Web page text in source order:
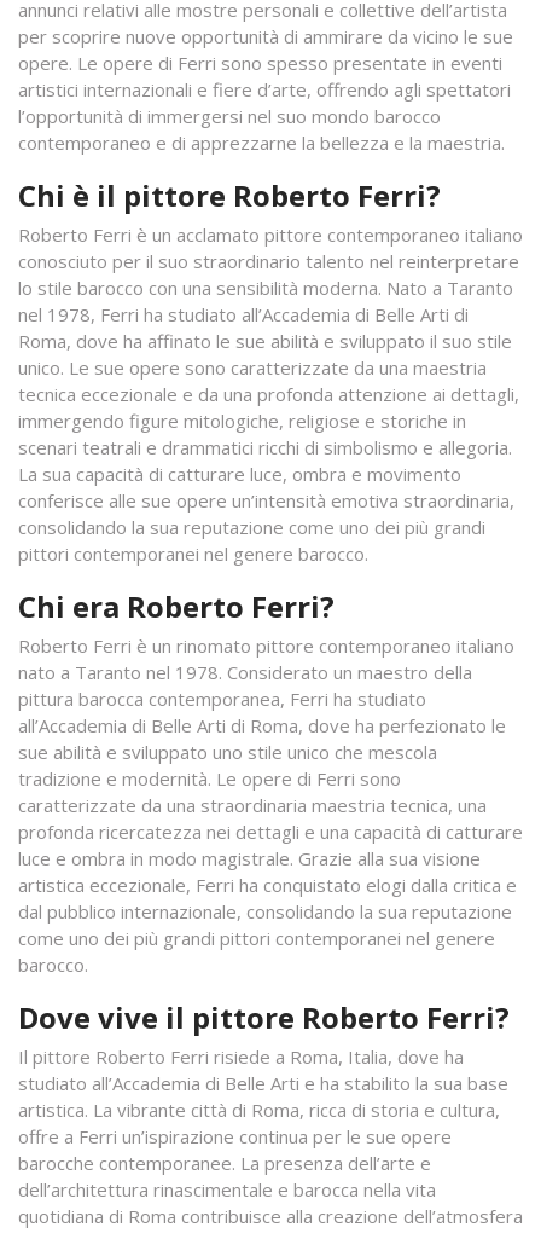
annunci relativi alle mostre personali e collettive dell’artista
per scoprire nuove opportunità di ammirare da vicino le sue
opere. Le opere di Ferri sono spesso presentate in eventi
artistici internazionali e fiere d’arte, offrendo agli spettatori
l’opportunità di immergersi nel suo mondo barocco
contemporaneo e di apprezzarne la bellezza e la maestria.
Chi è il pittore Roberto Ferri?
Roberto Ferri è un acclamato pittore contemporaneo italiano
conosciuto per il suo straordinario talento nel reinterpretare
lo stile barocco con una sensibilità moderna. Nato a Taranto
nel 1978, Ferri ha studiato all’Accademia di Belle Arti di
Roma, dove ha affinato le sue abilità e sviluppato il suo stile
unico. Le sue opere sono caratterizzate da una maestria
tecnica eccezionale e da una profonda attenzione ai dettagli,
immergendo figure mitologiche, religiose e storiche in
scenari teatrali e drammatici ricchi di simbolismo e allegoria.
La sua capacità di catturare luce, ombra e movimento
conferisce alle sue opere un’intensità emotiva straordinaria,
consolidando la sua reputazione come uno dei più grandi
pittori contemporanei nel genere barocco.
Chi era Roberto Ferri?
Roberto Ferri è un rinomato pittore contemporaneo italiano
nato a Taranto nel 1978. Considerato un maestro della
pittura barocca contemporanea, Ferri ha studiato
all’Accademia di Belle Arti di Roma, dove ha perfezionato le
sue abilità e sviluppato uno stile unico che mescola
tradizione e modernità. Le opere di Ferri sono
caratterizzate da una straordinaria maestria tecnica, una
profonda ricercatezza nei dettagli e una capacità di catturare
luce e ombra in modo magistrale. Grazie alla sua visione
artistica eccezionale, Ferri ha conquistato elogi dalla critica e
dal pubblico internazionale, consolidando la sua reputazione
come uno dei più grandi pittori contemporanei nel genere
barocco.
Dove vive il pittore Roberto Ferri?
Il pittore Roberto Ferri risiede a Roma, Italia, dove ha
studiato all’Accademia di Belle Arti e ha stabilito la sua base
artistica. La vibrante città di Roma, ricca di storia e cultura,
offre a Ferri un’ispirazione continua per le sue opere
barocche contemporanee. La presenza dell’arte e
dell’architettura rinascimentale e barocca nella vita
quotidiana di Roma contribuisce alla creazione dell’atmosfera